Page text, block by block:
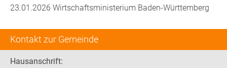
Kontakt zur Gemeinde
Hausanschrift:
23.01.2026 Wirtschaftsministerium Baden-Württemberg